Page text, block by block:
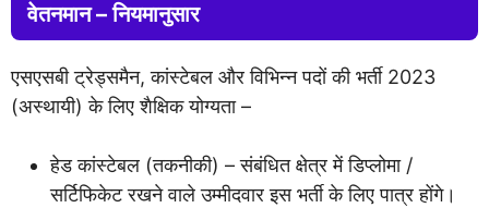
वेतनमान – नियमानुसार
एसएसबी ट्रेड्समैन, कांस्टेबल और विभिन्न पदों की भर्ती 2023
(अस्थायी) के लिए शैक्षिक योग्यता –
हेड कांस्टेबल (तकनीकी) – संबंधित क्षेत्र में डिप्लोमा /
सर्टिफिकेट रखने वाले उम्मीदवार इस भर्ती के लिए पात्र होंगे।